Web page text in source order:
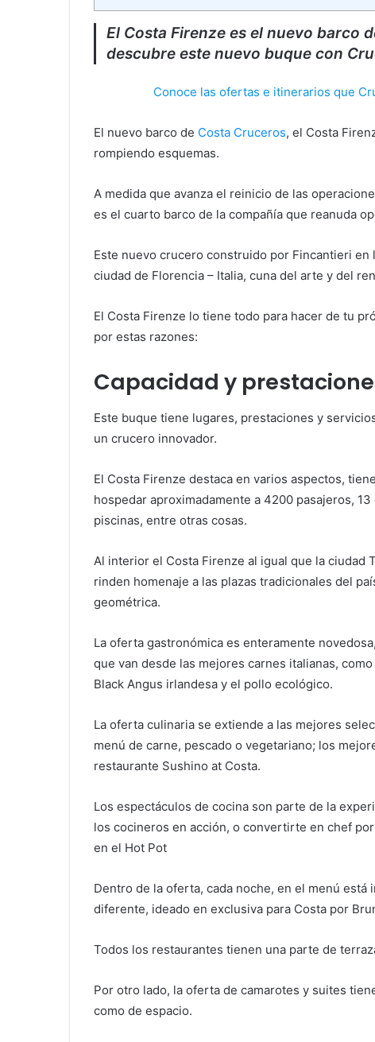
El Costa Firenze es el nuevo barco
descubre este nuevo buque con
Conoce las ofertas e itinerarios que
El nuevo barco de Costa Cruceros, el Costa
rompiendo esquemas.
A medida que avanza el reinicio de las
es el cuarto barco de la compañía que reanuda
Este nuevo crucero construido por Fincantieri
ciudad de Florencia – Italia, cuna del arte y del
El Costa Firenze lo tiene todo para hacer de tu
por estas razones:
Capacidad y
Este buque tiene lugares, prestaciones y
un crucero innovador.
El Costa Firenze destaca en varios aspectos,
hospedar aproximadamente a 4200 pasajeros,
piscinas, entre otras cosas.
Al interior el Costa Firenze al igual que la ciudad
rinden homenaje a las plazas tradicionales del
geométrica.
La oferta gastronómica es enteramente
que van desde las mejores carnes italianas,
Black Angus irlandesa y el pollo ecológico.
La oferta culinaria se extiende a las mejores
menú de carne, pescado o vegetariano; los
restaurante Sushino at Costa.
Los espectáculos de cocina son parte de la
los cocineros en acción, o convertirte en chef
en el Hot Pot
Dentro de la oferta, cada noche, en el menú
diferente, ideado en exclusiva para Costa por
Todos los restaurantes tienen una parte de
Por otro lado, la oferta de camarotes y suites
como de espacio.